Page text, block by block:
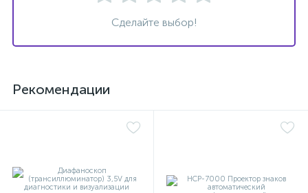
Сделайте выбор!
Рекомендации